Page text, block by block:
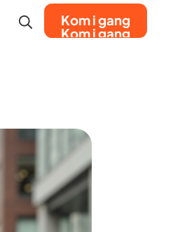
Kom i gang
Kom i gang